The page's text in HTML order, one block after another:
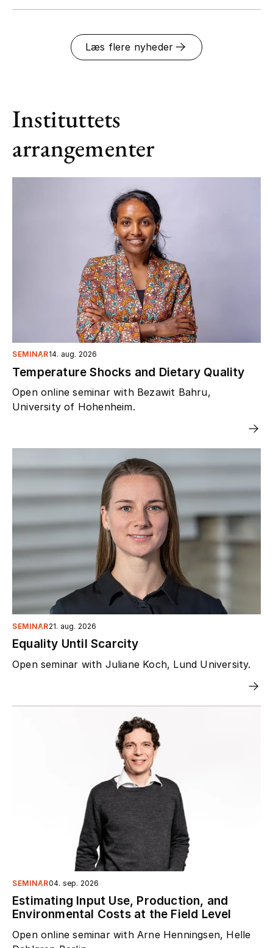
Læs flere nyheder
Instituttets
arrangementer
SEMINAR14. aug. 2026
Temperature Shocks and Dietary Quality
Open online seminar with Bezawit Bahru,
University of Hohenheim.
SEMINAR21. aug. 2026
Equality Until Scarcity
Open seminar with Juliane Koch, Lund University.
SEMINAR04. sep. 2026
Estimating Input Use, Production, and
Environmental Costs at the Field Level
Open online seminar with Arne Henningsen, Helle